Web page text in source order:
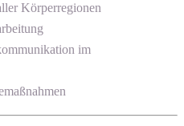
Körperregionen
im